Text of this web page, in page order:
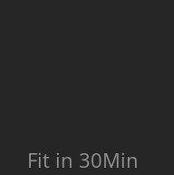
Fit in 30Min